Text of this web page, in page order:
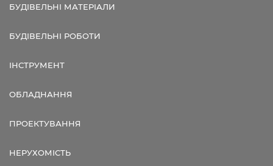
БУДІВЕЛЬНІ МАТЕРІАЛИ
БУДІВЕЛЬНІ РОБОТИ
ІНСТРУМЕНТ
ОБЛАДНАННЯ
ПРОЕКТУВАННЯ
НЕРУХОМІСТЬ